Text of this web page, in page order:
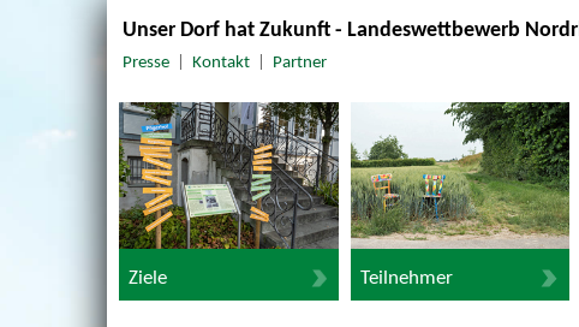
Unser Dorf hat Zukunft - Landeswettbewerb
Presse| Kontakt| Partner
Ziele Teilnehmer